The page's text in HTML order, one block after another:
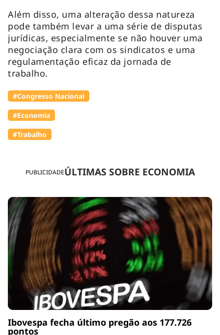
PUBLICIDADEÚLTIMAS SOBRE ECONOMIA
Ibovespa fecha último pregão aos 177.726
pontos
Além disso, uma alteração dessa natureza
pode também levar a uma série de disputas
jurídicas, especialmente se não houver uma
negociação clara com os sindicatos e uma
regulamentação eficaz da jornada de
trabalho.
#Congresso Nacional
#Economia
#Trabalho